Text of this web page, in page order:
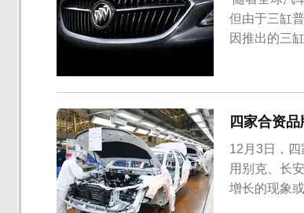
但由于三缸
因推出的三
四家合资
12月3日，
用别克、长
增长的现象